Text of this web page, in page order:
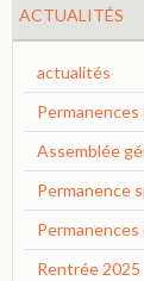
ACTUALITÉS
actualités
Assemblée
Permanence
Rentrée 2025